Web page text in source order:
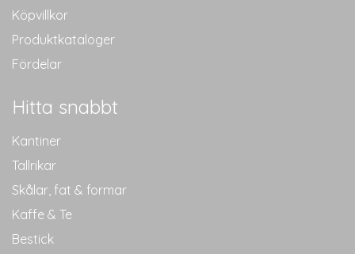
Köpvillkor
Produktkataloger
Fördelar
Hitta snabbt
Kantiner
Tallrikar
Skålar, fat & formar
Kaffe & Te
Bestick